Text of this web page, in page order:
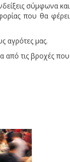
σύμφωνα και
που θα φέρει
αγρότες μας.
από τις βροχές που